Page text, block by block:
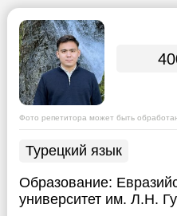
Фото репетитора может быть
Турецкий язык
Образование:
университет им. Л.Н.